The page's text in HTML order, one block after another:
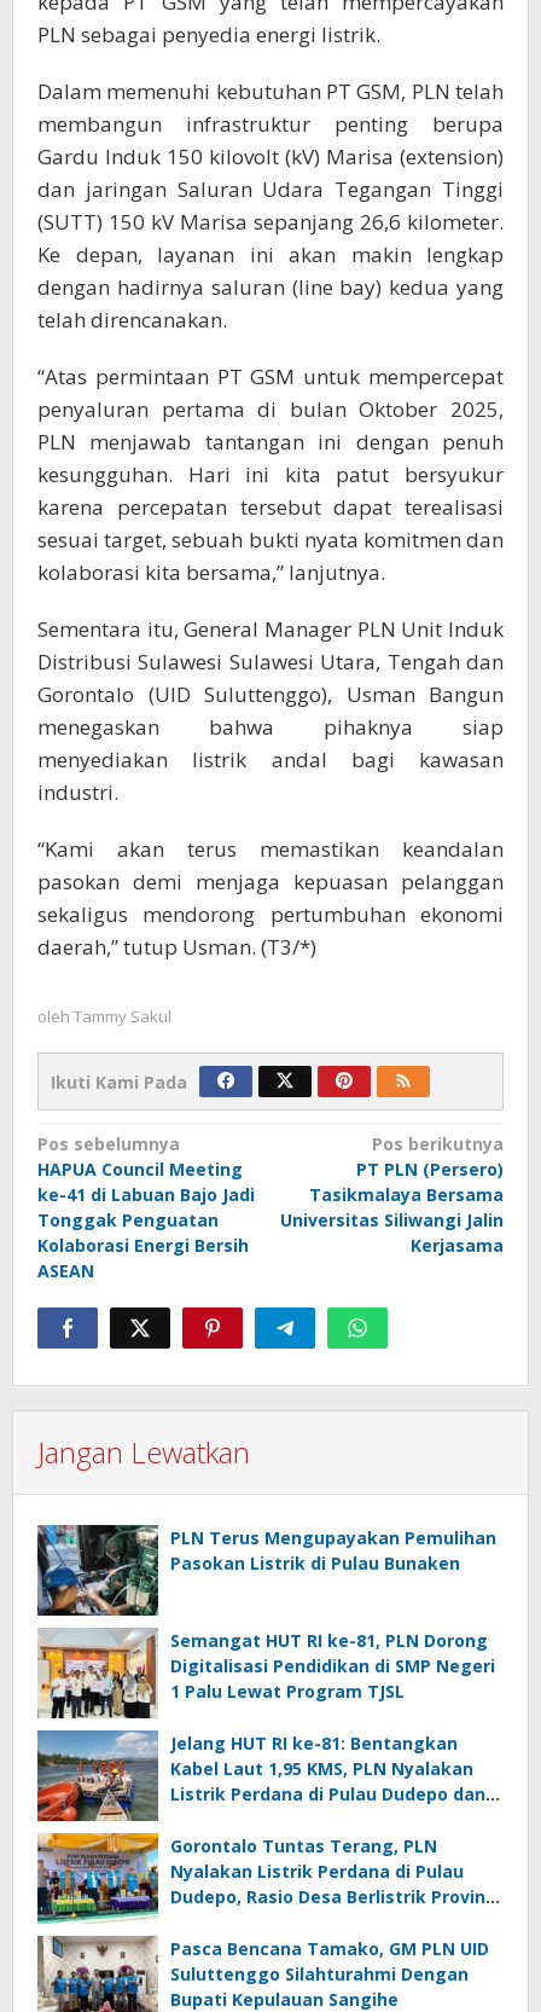
PLN sebagai penyedia energi listrik.
Dalam memenuhi kebutuhan PT GSM, PLN telah
membangun infrastruktur penting berupa
Gardu Induk 150 kilovolt (kV) Marisa (extension)
dan jaringan Saluran Udara Tegangan Tinggi
(SUTT) 150 kV Marisa sepanjang 26,6 kilometer.
Ke depan, layanan ini akan makin lengkap
dengan hadirnya saluran (line bay) kedua yang
telah direncanakan.
“Atas permintaan PT GSM untuk mempercepat
penyaluran pertama di bulan Oktober 2025,
PLN menjawab tantangan ini dengan penuh
kesungguhan. Hari ini kita patut bersyukur
karena percepatan tersebut dapat terealisasi
sesuai target, sebuah bukti nyata komitmen dan
kolaborasi kita bersama,” lanjutnya.
Sementara itu, General Manager PLN Unit Induk
Distribusi Sulawesi Sulawesi Utara, Tengah dan
Gorontalo (UID Suluttenggo), Usman Bangun
menegaskan bahwa pihaknya siap
menyediakan listrik andal bagi kawasan
industri.
“Kami akan terus memastikan keandalan
pasokan demi menjaga kepuasan pelanggan
sekaligus mendorong pertumbuhan ekonomi
daerah,” tutup Usman. (T3/*)
oleh Tammy Sakul
Ikuti Kami Pada
Navigasi
pos
Pos sebelumnya
HAPUA Council Meeting
ke-41 di Labuan Bajo Jadi
Tonggak Penguatan
Kolaborasi Energi Bersih
ASEAN
Pos berikutnya
PT PLN (Persero)
Tasikmalaya Bersama
Universitas Siliwangi Jalin
Kerjasama
Jangan Lewatkan
PLN Terus Mengupayakan Pemulihan
Pasokan Listrik di Pulau Bunaken
Semangat HUT RI ke-81, PLN Dorong
Digitalisasi Pendidikan di SMP Negeri
1 Palu Lewat Program TJSL
Jelang HUT RI ke-81: Bentangkan
Kabel Laut 1,95 KMS, PLN Nyalakan
Listrik Perdana di Pulau Dudepo dan
Berlistrik Provinsi Gorontalo
Gorontalo Tuntas Terang, PLN
Nyalakan Listrik Perdana di Pulau
Dudepo, Rasio Desa Berlistrik Provinsi
Pasca Bencana Tamako, GM PLN UID
Suluttenggo Silahturahmi Dengan
Bupati Kepulauan Sangihe